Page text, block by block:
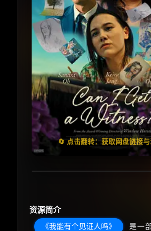
🔄 点击翻转：获取网盘链接
失效请反馈
🧧️
天天领红包
资源简介
《我能有个见证人吗》
是一